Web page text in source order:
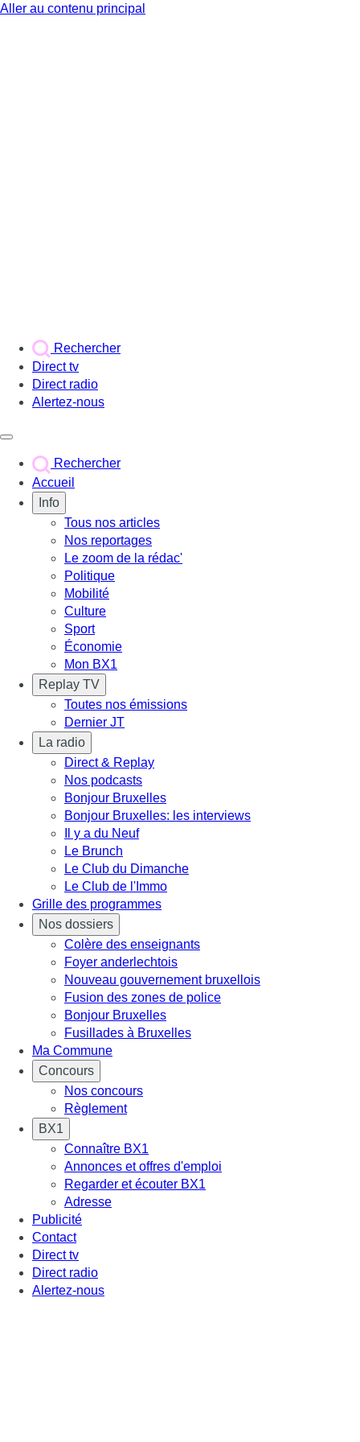
Aller au contenu principal
Rechercher
Direct tv
Direct radio
Alertez-nous
Rechercher
Accueil
Info
Tous nos articles
Nos reportages
Le zoom de la rédac'
Politique
Mobilité
Culture
Sport
Économie
Mon BX1
Replay TV
Toutes nos émissions
Dernier JT
La radio
Direct & Replay
Nos podcasts
Bonjour Bruxelles
Bonjour Bruxelles: les interviews
Il y a du Neuf
Le Brunch
Le Club du Dimanche
Le Club de l'Immo
Grille des programmes
Nos dossiers
Colère des enseignants
Foyer anderlechtois
Nouveau gouvernement bruxellois
Fusion des zones de police
Bonjour Bruxelles
Fusillades à Bruxelles
Ma Commune
Concours
Nos concours
Règlement
BX1
Connaître BX1
Annonces et offres d'emploi
Regarder et écouter BX1
Adresse
Publicité
Contact
Direct tv
Direct radio
Alertez-nous